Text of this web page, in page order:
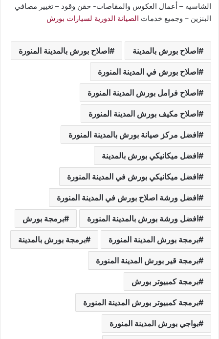
الشاسيه – أعمال العكوس والمقاصات- حقن وقود – تغيير مصافي
البنزين – وجميع خدمات الصيانة الدورية لسيارات بورش
اصلاح بورش بالمدينة اصلاح بورش بالمدينة المنورة
اصلاح بورش في المدينة المنورة
اصلاح فرامل بورش المدينة المنورة
اصلاح مكيف بورش المدينة المنورة
افضل مركز صيانة بورش بالمدينة المنورة
افضل ميكانيكي بورش بالمدينة
افضل ميكانيكي بورش في المدينة المنورة
افضل ورشة اصلاح بورش في المدينة المنورة
افضل ورشة بورش بالمدينة المنورة برمجة بورش
برمجة بورش المدينة المنورة برمجة بورش بالمدينة
برمجة قير بورش المدينة المنورة
برمجة كمبيوتر بورش
برمجة كمبيوتر بورش المدينة المنورة
بواجي بورش المدينة المنورة